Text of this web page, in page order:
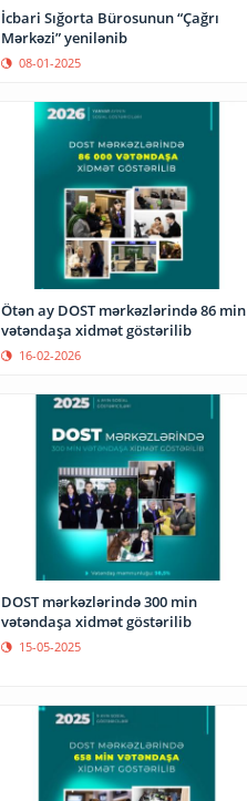
İcbari Sığorta Bürosunun “Çağrı
Mərkəzi” yenilənib
08-01-2025
Ötən ay DOST mərkəzlərində 86 min
vətəndaşa xidmət göstərilib
16-02-2026
DOST mərkəzlərində 300 min
vətəndaşa xidmət göstərilib
15-05-2025